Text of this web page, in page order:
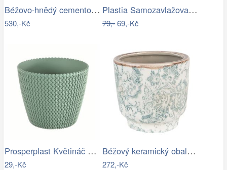
Béžovo-hnědý cementový květináč s…
530,-Kč
Plastia Samozavlažovací květináč…
79,-69,-Kč
Prosperplast Květináč Splofy šalvěj,…
29,-Kč
Béžový keramický obal na květináč se…
272,-Kč